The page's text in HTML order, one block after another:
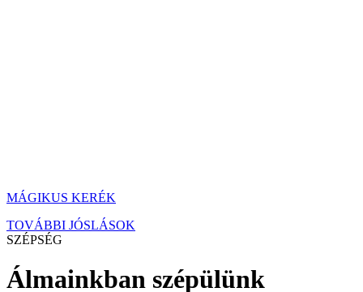
MÁGIKUS KERÉK
TOVÁBBI JÓSLÁSOK
SZÉPSÉG
Álmainkban szépülünk